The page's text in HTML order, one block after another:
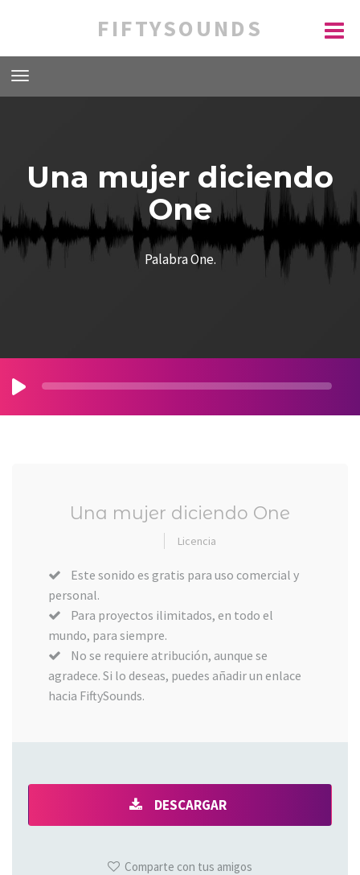
FIFTYSOUNDS
Una mujer diciendo
One
Palabra One.
Una mujer diciendo One
Licencia
Este sonido es gratis para uso comercial y
personal.
Para proyectos ilimitados, en todo el
mundo, para siempre.
No se requiere atribución, aunque se
agradece. Si lo deseas, puedes añadir un enlace
hacia FiftySounds.
DESCARGAR
Comparte con tus amigos